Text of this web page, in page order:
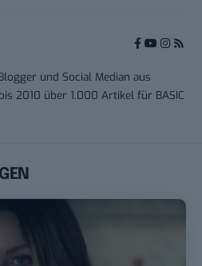
und Social Median aus
2010 über 1.000 Artikel für BASIC